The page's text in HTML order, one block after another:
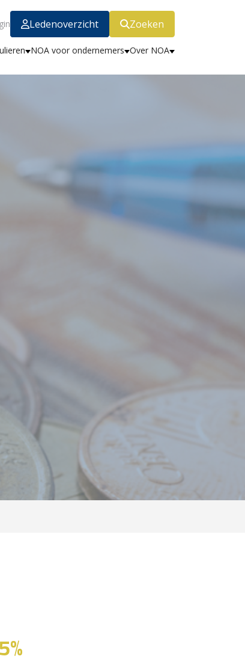
Ledenoverzicht Zoeken
NOA voor ondernemers Over NOA